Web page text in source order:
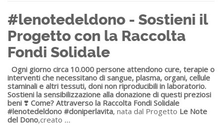
#lenotedeldono - Sostieni il
Progetto con la Raccolta
Fondi Solidale
Ogni giorno circa 10.000 persone attendono cure, terapie o
interventi che necessitano di sangue, plasma, organi, cellule
staminali e altri tessuti, doni non riproducibili in laboratorio.
Sostieni la sensibilizzazione alla donazione di questi preziosi
beni ❣️ Come? Attraverso la Raccolta Fondi Solidale
#lenotedeldono #doniperlavita, nata dal Progetto Le Note
del Dono,creato ...